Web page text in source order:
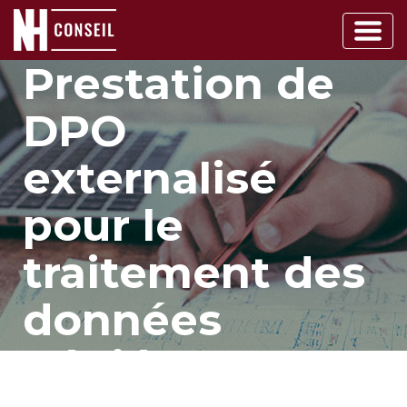
Main
Navigation
Prestation de
DPO
externalisé
pour le
traitement des
données
dédiée aux